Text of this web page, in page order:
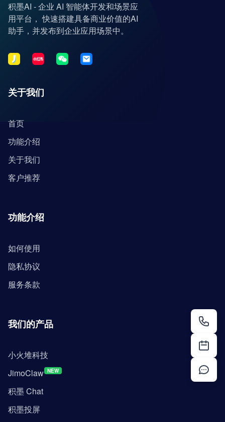
积墨AI - 企业 AI 智能体开发和场景应
用平台， 快速搭建具备商业价值的AI
助手，并发布到企业应用场景中。
关于我们
首页
功能介绍
关于我们
客户推荐
功能介绍
如何使用
隐私协议
服务条款
我们的产品
小火堆科技
JimoClaw NEW
积墨 Chat
积墨投屏